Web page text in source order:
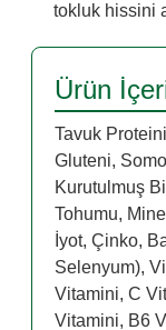
tokluk hissini
Ürün
Tavuk
Gluteni,
Kurutulmuş
Tohumu,
İyot, Çinko,
Selenyum),
Vitamini, C
Vitamini, B6